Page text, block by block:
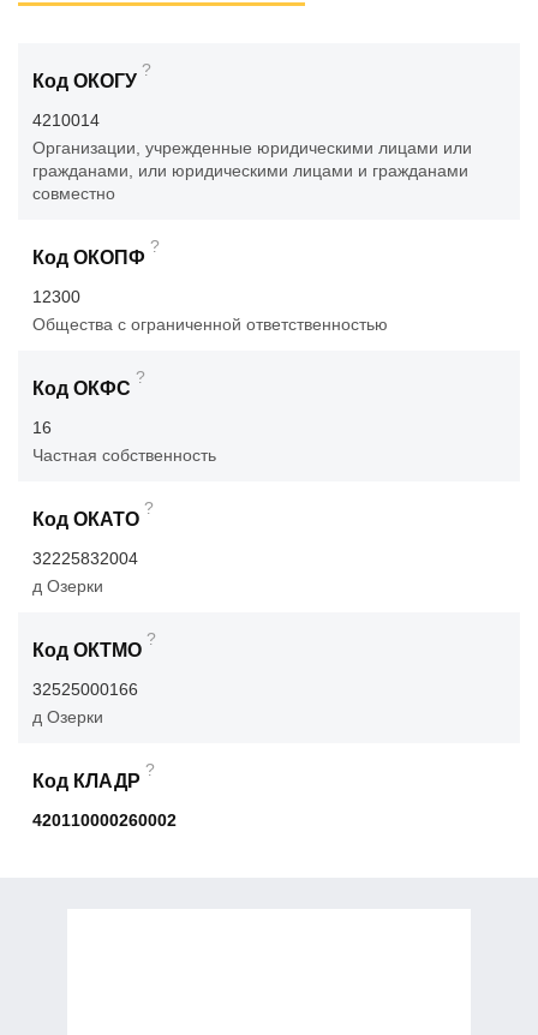
Код ОКОГУ
?
4210014
Организации, учрежденные юридическими лицами или
гражданами, или юридическими лицами и гражданами
совместно
Код ОКОПФ
?
12300
Общества с ограниченной ответственностью
Код ОКФС
?
16
Частная собственность
Код ОКАТО
?
32225832004
д Озерки
Код ОКТМО
?
32525000166
д Озерки
Код КЛАДР
?
420110000260002